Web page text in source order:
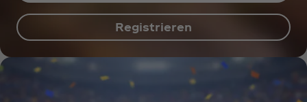
Registrieren